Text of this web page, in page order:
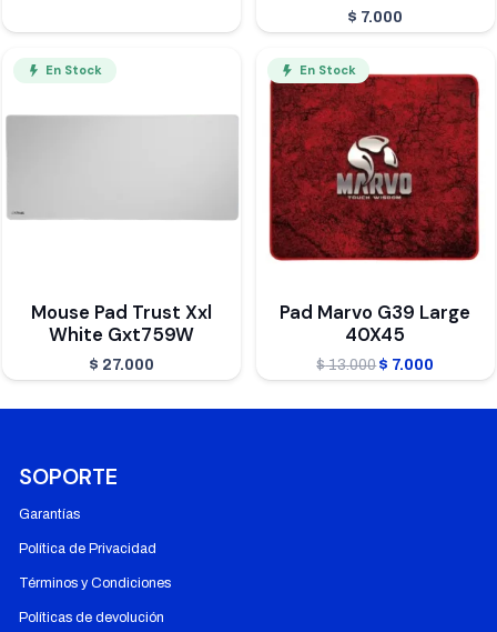
$ 7.000
En Stock
Mouse Pad Trust Xxl
White Gxt759W
$ 27.000
En Stock
Pad Marvo G39 Large
40X45
$13.000El
$ 7.000
SOPORTE
Garantías
Política de Privacidad
Términos y Condiciones
Políticas de devolución